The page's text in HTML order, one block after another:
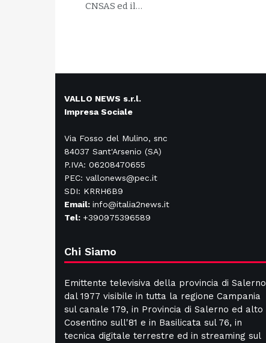
CNSAS ed il…
VALLO NEWS s.r.l.
Impresa Sociale
Via Fosso del Mulino, snc
84037 Sant'Arsenio (SA)
P.IVA: 06208470655
PEC: vallonews@pec.it
SDI: KRRH6B9
Email: info@italia2news.it
Tel: +390975396589
Chi Siamo
Emittente televisiva della provincia di Salerno
dal 1977 visibile in tutta la regione Campania
sul canale 179, in Provincia di Salerno ed alto
Cosentino sull'81 e in Basilicata sul 76, in
tecnica digitale terrestre ed in streaming sul